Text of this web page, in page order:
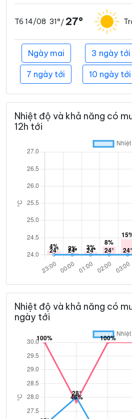
T6 14/08 31°/ 27°
Ngày mai 3 ngày tới
7 ngày tới 10 ngày tới
Nhiệt độ và khả năng có
12h tới
Nhiệt độ và khả năng có
ngày tới